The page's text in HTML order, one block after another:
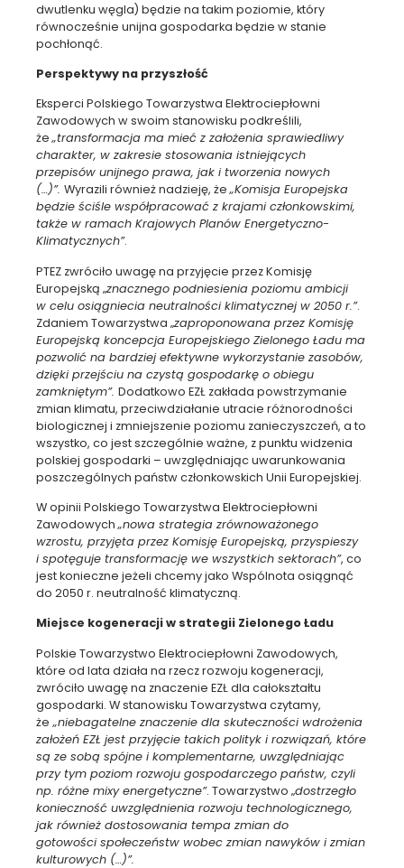
dwutlenku węgla) będzie na takim poziomie, który
równocześnie unijna gospodarka będzie w stanie
pochłonąć.
Perspektywy na przyszłość
Eksperci Polskiego Towarzystwa Elektrociepłowni
Zawodowych w swoim stanowisku podkreślili,
że„transformacja ma mieć z założenia sprawiedliwy
charakter, w zakresie stosowania istniejących
przepisów unijnego prawa, jak i tworzenia nowych
(…)”. Wyrazili również nadzieję, że„Komisja Europejska
będzie ściśle współpracować z krajami członkowskimi,
także w ramach Krajowych Planów Energetyczno-
Klimatycznych”.
PTEZ zwróciło uwagę na przyjęcie przez Komisję
Europejską „znacznego podniesienia poziomu ambicji
w celu osiągniecia neutralności klimatycznej w 2050 r.”.
Zdaniem Towarzystwa „zaproponowana przez Komisję
Europejską koncepcja Europejskiego Zielonego Ładu ma
pozwolić na bardziej efektywne wykorzystanie zasobów,
dzięki przejściu na czystą gospodarkę o obiegu
zamkniętym”. Dodatkowo EZŁ zakłada powstrzymanie
zmian klimatu, przeciwdziałanie utracie różnorodności
biologicznej i zmniejszenie poziomu zanieczyszczeń, a to
wszystko, co jest szczególnie ważne, z punktu widzenia
polskiej gospodarki – uwzględniając uwarunkowania
poszczególnych państw członkowskich Unii Europejskiej.
W opinii Polskiego Towarzystwa Elektrociepłowni
Zawodowych„nowa strategia zrównoważonego
wzrostu, przyjęta przez Komisję Europejską, przyspieszy
i spotęguje transformację we wszystkich sektorach”, co
jest konieczne jeżeli chcemy jako Wspólnota osiągnąć
do 2050 r. neutralność klimatyczną.
Miejsce kogeneracji w strategii Zielonego Ładu
Polskie Towarzystwo Elektrociepłowni Zawodowych,
które od lata działa na rzecz rozwoju kogeneracji,
zwróciło uwagę na znaczenie EZŁ dla całokształtu
gospodarki. W stanowisku Towarzystwa czytamy,
że „niebagatelne znaczenie dla skuteczności wdrożenia
założeń EZŁ jest przyjęcie takich polityk i rozwiązań, które
są ze sobą spójne i komplementarne, uwzględniając
przy tym poziom rozwoju gospodarczego państw, czyli
np. różne mixy energetyczne”. Towarzystwo „dostrzegło
konieczność uwzględnienia rozwoju technologicznego,
jak również dostosowania tempa zmian do
gotowościspołeczeństw wobec zmian nawyków i zmian
kulturowych (…)”.